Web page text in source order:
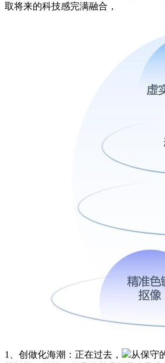
取将来的科技感完满融合，
1、创做化海潮：正在过去，
从保守